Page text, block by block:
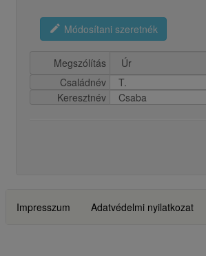
edit Módosítani szeretnék
Megszólítás
Családnév
T.
Keresztnév
Csaba
Impresszum Adatvédelmi nyilatkozat